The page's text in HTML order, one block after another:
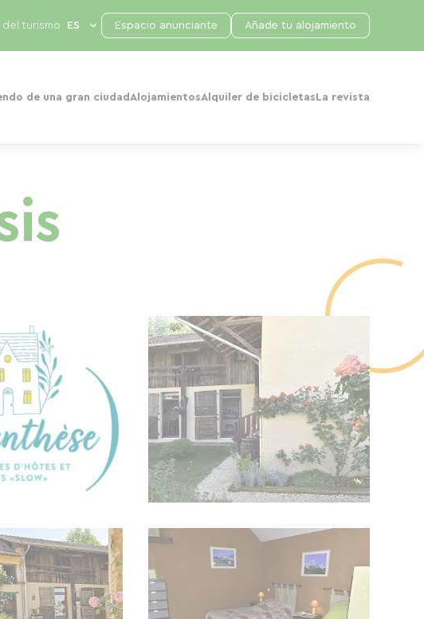
de una gran ciudad AlojamientosAlquiler de bicicletas La revista
del turismo Espacio anunciante Añade tu alojamiento